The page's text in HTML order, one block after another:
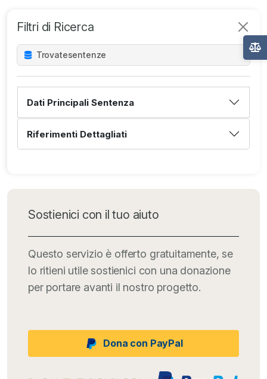
Filtri di Ricerca
Trovatesentenze
Dati Principali Sentenza
Riferimenti Dettagliati
Sostienici con il tuo aiuto
Questo servizio è offerto gratuitamente, se
lo ritieni utile sostienici con una donazione
per portare avanti il nostro progetto.
Dona con PayPal